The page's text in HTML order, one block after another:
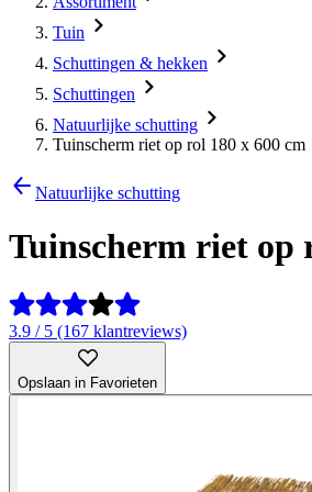
Tuin
Schuttingen & hekken
Schuttingen
Natuurlijke schutting
Tuinscherm riet op rol 180 x 600 cm
Natuurlijke schutting
Tuinscherm riet op
3.9 / 5 (167 klantreviews)
Opslaan in Favorieten